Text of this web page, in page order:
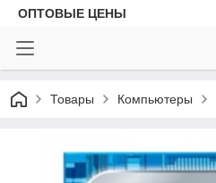
ОПТОВЫЕ ЦЕНЫ
Товары Компьютеры